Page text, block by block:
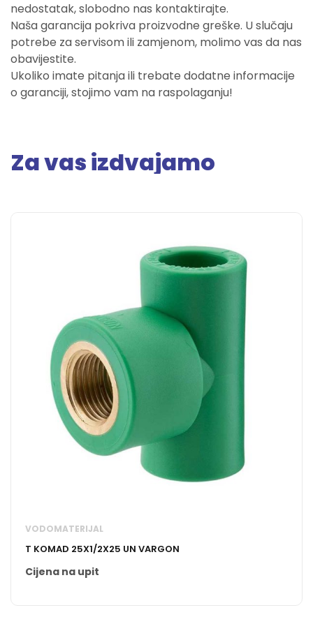
nedostatak, slobodno nas kontaktirajte.
Naša garancija pokriva proizvodne greške. U slučaju
potrebe za servisom ili zamjenom, molimo vas da nas
obavijestite.
Ukoliko imate pitanja ili trebate dodatne informacije
o garanciji, stojimo vam na raspolaganju!
Za vas izdvajamo
VODOMATERIJAL
T KOMAD 25X1/2X25 UN VARGON
Cijena na upit